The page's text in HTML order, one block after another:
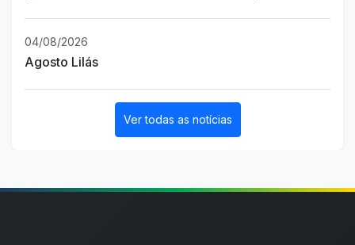
04/08/2026
Agosto Lilás
Ver todas as notícias